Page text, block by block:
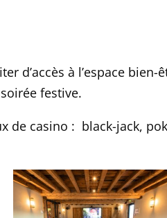
d’accès à l’espace
festive.
de casino : black-jack,